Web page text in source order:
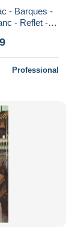
- Reflet -
Professional